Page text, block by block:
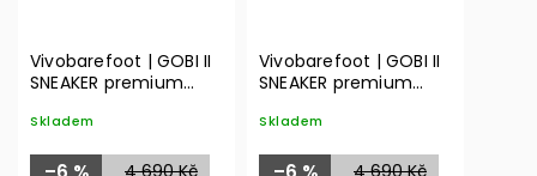
Vivobarefoot | GOBI II
SNEAKER premium
Skladem
Vivobarefoot | GOBI II
SNEAKER premium
dusty green
Skladem